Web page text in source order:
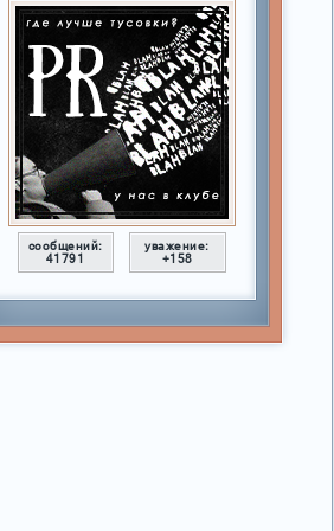
сообщений:
41791
уважение:
+158